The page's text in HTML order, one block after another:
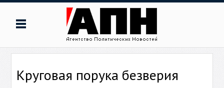
Круговая порука безверия